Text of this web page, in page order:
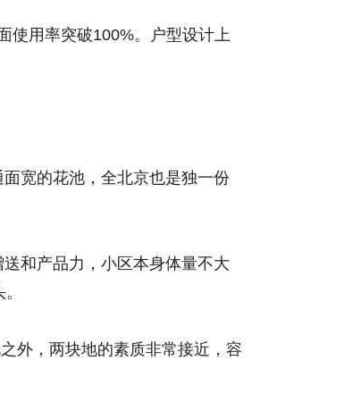
使用率突破100%。户型设计上
宽的花池，全北京也是独一份
和产品力，小区本身体量不大
外，两块地的素质非常接近，容